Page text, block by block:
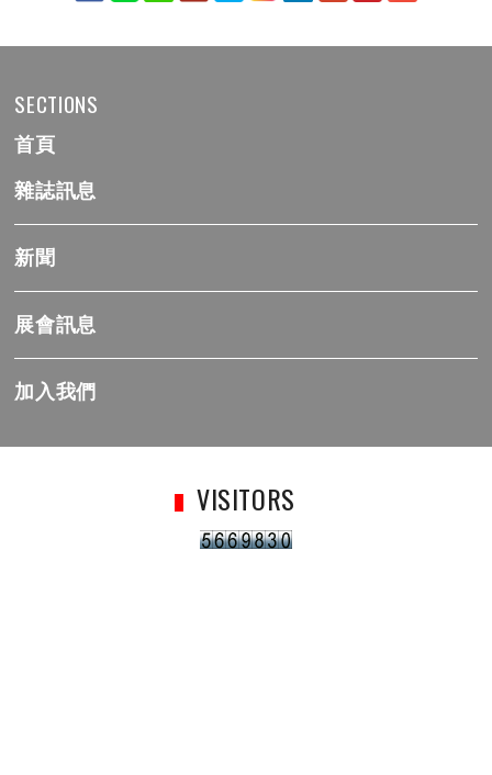
SECTIONS
首頁
雜誌訊息
新聞
展會訊息
加入我們
VISITORS